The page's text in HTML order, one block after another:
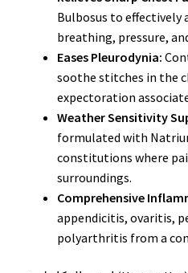
Bulbosus to effectively
breathing, pressure,
Eases Pleurodynia:
soothe stitches in the
expectoration
Weather Sensitivity
formulated with
constitutions where
surroundings.
Comprehensive
appendicitis, ovaritis,
polyarthritis from a